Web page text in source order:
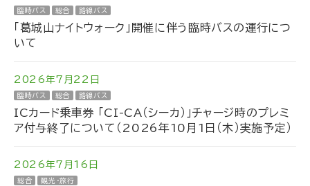
臨時バス 総合 路線バス
「葛城山ナイトウォーク」開催に伴う臨時バスの運行につ
いて
2026年7月22日
臨時バス 総合 路線バス
ICカード乗車券 「CI-CA（シーカ）」チャージ時のプレミ
ア付与終了について（2026年10月1日（木）実施予定）
2026年7月16日
総合 観光・旅行